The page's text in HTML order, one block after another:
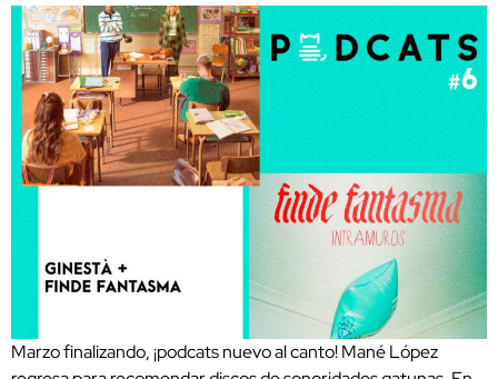
Marzo finalizando, ¡podcats nuevo al canto! Mané López